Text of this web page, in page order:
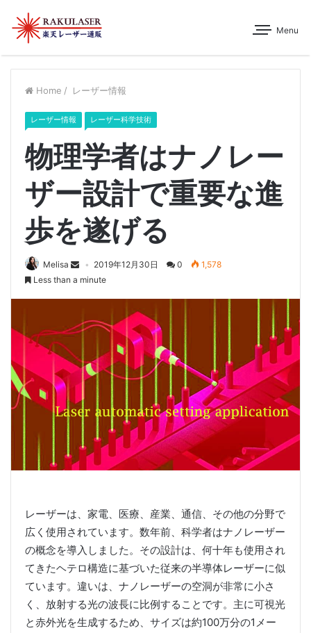
Menu
Home / レーザー情報
レーザー情報 レーザー科学技術
物理学者はナノレー
ザー設計で重要な進
歩を遂げる
Melisa 2019年12月30日 0
1,578
Less than a minute
レーザーは、家電、医療、産業、通信、その他の分野で
広く使用されています。数年前、科学者はナノレーザー
の概念を導入しました。その設計は、何十年も使用され
てきたヘテロ構造に基づいた従来の半導体レーザーに似
ています。違いは、ナノレーザーの空洞が非常に小さ
く、放射する光の波長に比例することです。主に可視光
と赤外光を生成するため、サイズは約100万分の1メー